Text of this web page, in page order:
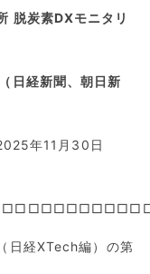
脱炭素DXモニタリ
日経新聞、朝日新
年11月30日
日経XTech編）の第